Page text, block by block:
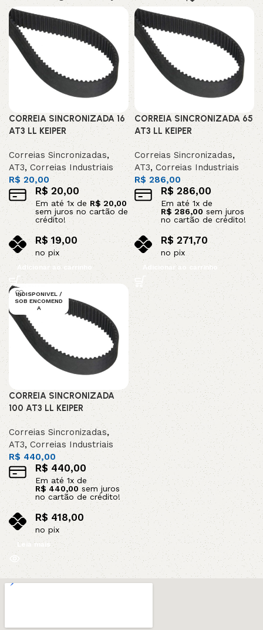
CORREIA SINCRONIZADA 16
AT3 LL KEIPER
Correias Sincronizadas,
AT3,Correias Industriais
R$ 20,00
R$ 20,00
Em até 1x de R$ 20,00
sem juros no cartão de
crédito!
R$ 19,00
no pix
Adicionar ao carrinho
CORREIA SINCRONIZADA 65
AT3 LL KEIPER
Correias Sincronizadas,
AT3,Correias Industriais
R$ 286,00
R$286,00
Em até1x de
R$ 286,00sem juros
no cartão de crédito!
R$ 271,70
no pix
Adicionar ao carrinho
INDISPONIVEL /
SOB ENCOMEND
A
CORREIA SINCRONIZADA
100 AT3 LL KEIPER
Correias Sincronizadas,
AT3, Correias Industriais
R$ 440,00
R$ 440,00
Em até 1x de
R$ 440,00 sem juros
no cartão de crédito!
R$418,00
no pix
Leia mais